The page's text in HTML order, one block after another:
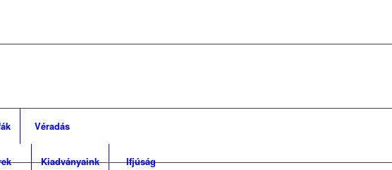
Véradás
Kiadványaink Ifjúság